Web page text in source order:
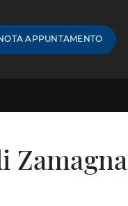
APPUNTAMENTO
Zamagna